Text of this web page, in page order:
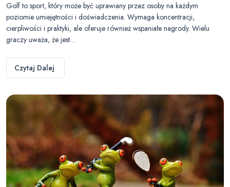
Golf to sport, który może być uprawiany przez osoby na każdym
poziomie umiejętności i doświadczenia. Wymaga koncentracji,
cierpliwości i praktyki, ale oferuje również wspaniałe nagrody. Wielu
graczy uważa, że jest…
Czytaj Dalej